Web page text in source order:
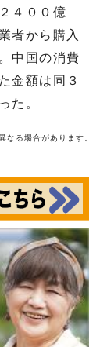
４００億
者から購入
中国の消費
金額は同３
た。
なる場合があります。